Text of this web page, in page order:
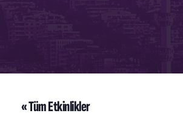
« Tüm Etkinlikler